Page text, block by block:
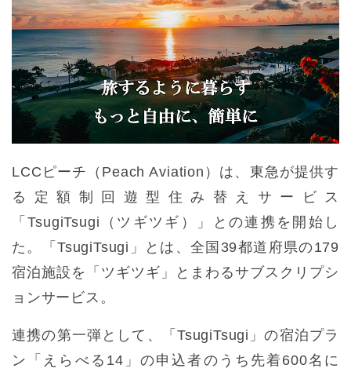
LCCピーチ（Peach Aviation）は、東急が提供す
る定額制回遊型住み替えサービス
「TsugiTsugi（ツギツギ）」との連携を開始し
た。「TsugiTsugi」とは、全国39都道府県の179
宿泊施設を「ツギツギ」とまわるサブスクリプシ
ョンサービス。
連携の第一弾として、「TsugiTsugi」の宿泊プラ
ン「えらべる14」の申込者のうち先着600名に